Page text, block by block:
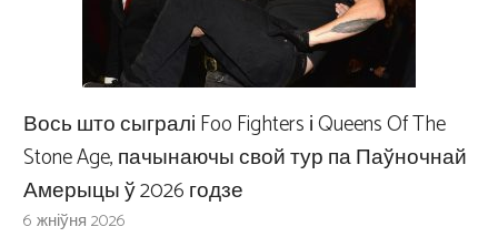
Вось што сыгралі Foo Fighters і Queens Of The
Stone Age, пачынаючы свой тур па Паўночнай
Амерыцы ў 2026 годзе
6 жніўня 2026